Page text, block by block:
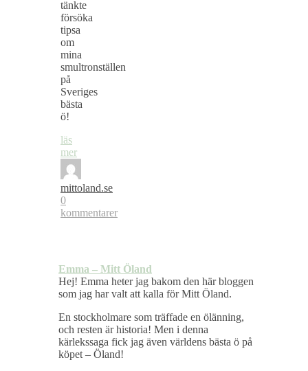
tänkte
försöka
tipsa
om
mina
smultronställen
på
Sveriges
bästa
ö!
läs
mer
mittoland.se
0
kommentarer
Emma – Mitt Öland
Hej! Emma heter jag bakom den här bloggen
som jag har valt att kalla för Mitt Öland.
En stockholmare som träffade en ölänning,
och resten är historia! Men i denna
kärlekssaga fick jag även världens bästa ö på
köpet – Öland!